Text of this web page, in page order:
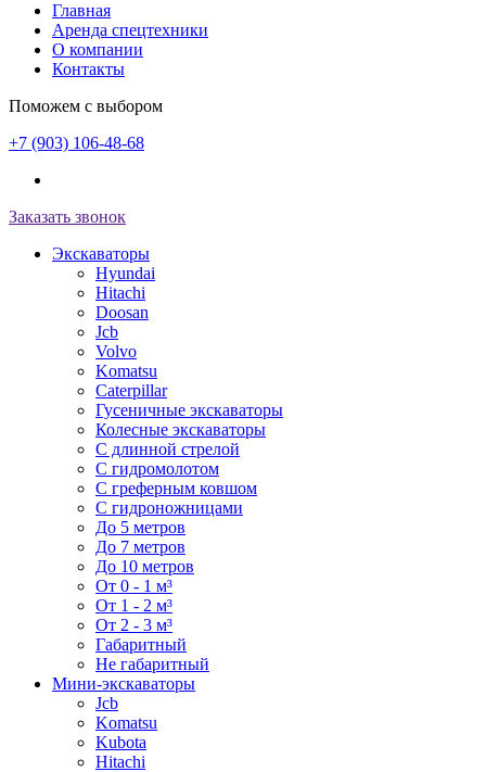
Главная
Аренда спецтехники
О компании
Контакты
Поможем с выбором
+7 (903) 106-48-68
Заказать звонок
Экскаваторы
Hyundai
Hitachi
Doosan
Jcb
Volvo
Komatsu
Caterpillar
Гусеничные экскаваторы
Колесные экскаваторы
С длинной стрелой
С гидромолотом
С греферным ковшом
С гидроножницами
До 5 метров
До 7 метров
До 10 метров
От 0 - 1 м³
От 1 - 2 м³
От 2 - 3 м³
Габаритный
Не габаритный
Мини-экскаваторы
Jcb
Komatsu
Kubota
Hitachi